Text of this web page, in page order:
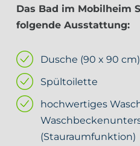
Das Bad im Mobilheim
folgende Ausstattung:
Dusche (90 x 90
Spültoilette
hochwertiges
(Stauraumfunktion)